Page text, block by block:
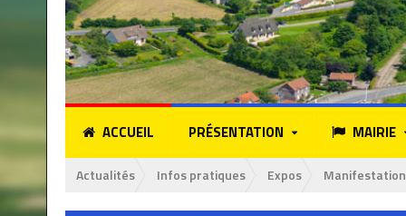
ACCUEIL PRÉSENTATION MAIRIE
Actualités Infos pratiques Expos